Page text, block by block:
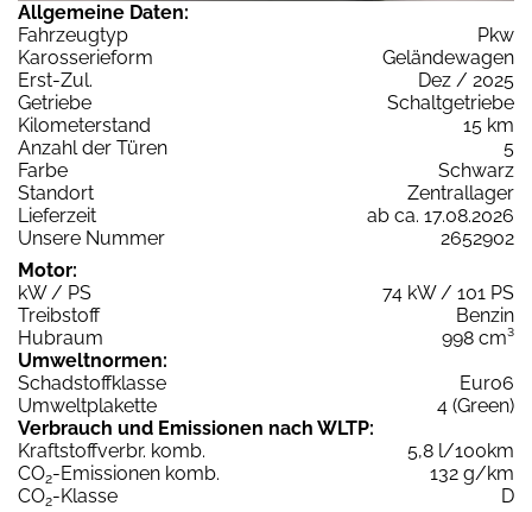
Allgemeine Daten:
Fahrzeugtyp
Pkw
Karosserieform
Geländewagen
Erst-Zul.
Dez / 2025
Getriebe
Schaltgetriebe
Kilometerstand
15 km
Anzahl der Türen
5
Farbe
Schwarz
Standort
Zentrallager
Lieferzeit
ab ca. 17.08.2026
Unsere Nummer
2652902
Motor:
kW / PS
74 kW / 101 PS
Treibstoff
Benzin
Hubraum
998 cm³
Umweltnormen:
Schadstoffklasse
Euro6
Umweltplakette
4 (Green)
Verbrauch und Emissionen nach WLTP:
Kraftstoffverbr. komb.
5,8 l/100km
CO2-Emissionen komb.
132 g/km
CO2-Klasse
D